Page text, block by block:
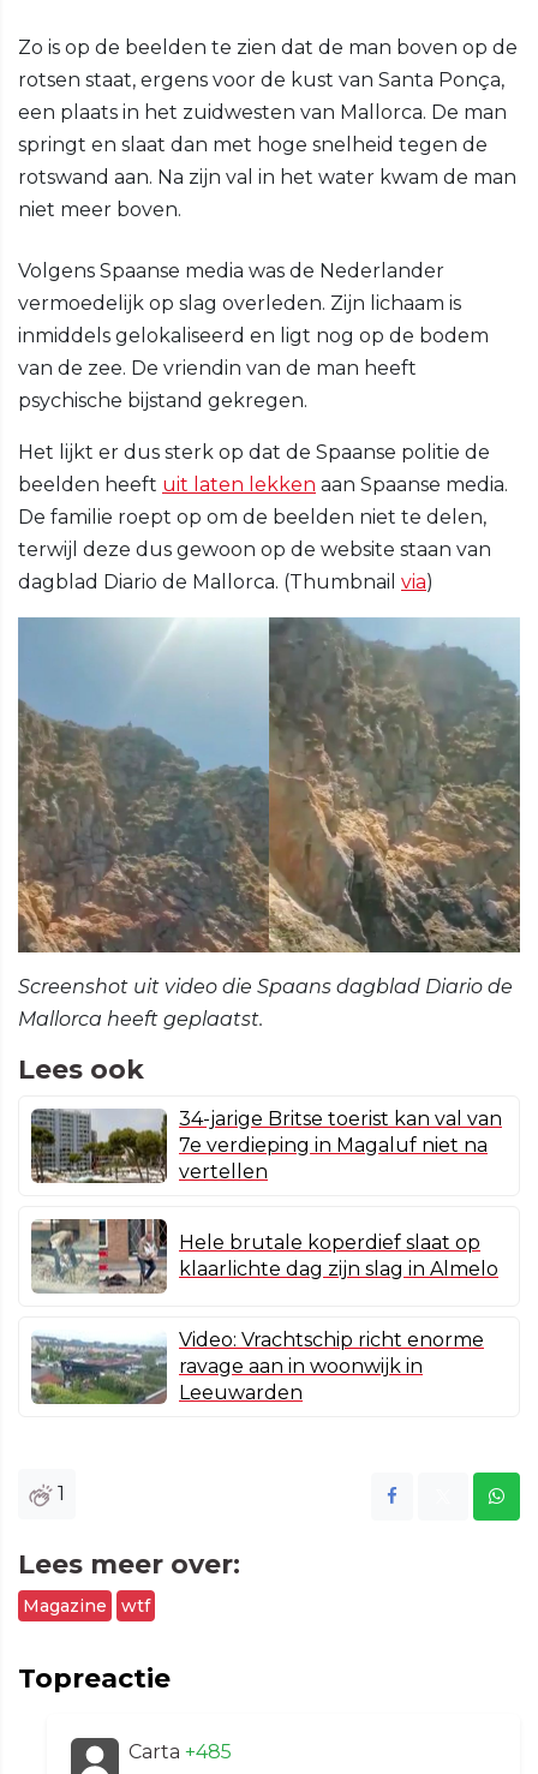
Zo is op de beelden te zien dat de man boven op de
rotsen staat, ergens voor de kust van Santa Ponça,
een plaats in het zuidwesten van Mallorca. De man
springt en slaat dan met hoge snelheid tegen de
rotswand aan. Na zijn val in het water kwam de man
niet meer boven.
Volgens Spaanse media was de Nederlander
vermoedelijk op slag overleden. Zijn lichaam is
inmiddels gelokaliseerd en ligt nog op de bodem
van de zee. De vriendin van de man heeft
psychische bijstand gekregen.
Het lijkt er dus sterk op dat de Spaanse politie de
beelden heeft uit laten lekken aan Spaanse media.
De familie roept op om de beelden niet te delen,
terwijl deze dus gewoon op de website staan van
dagblad Diario de Mallorca. (Thumbnail via)
Screenshot uit video die Spaans dagblad Diario de
Mallorca heeft geplaatst.
Lees ook
34-jarige Britse toerist kan val van
7e verdieping in Magaluf niet na
vertellen
Hele brutale koperdief slaat op
klaarlichte dag zijn slag in Almelo
Video: Vrachtschip richt enorme
ravage aan in woonwijk in
Leeuwarden
1
Lees meer over:
Magazine wtf
Topreactie
Carta +485